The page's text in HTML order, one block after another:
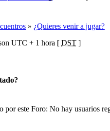
» ¿Quieres venir a jugar?
UTC + 1 hora [ DST ]
por este Foro: No hay usuarios